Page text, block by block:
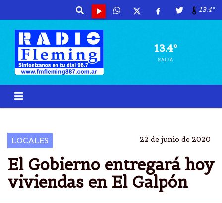
13.4º
13.4º
SALTA
LOCALES 22 de junio de 2020
El Gobierno entregará hoy
viviendas en El Galpón